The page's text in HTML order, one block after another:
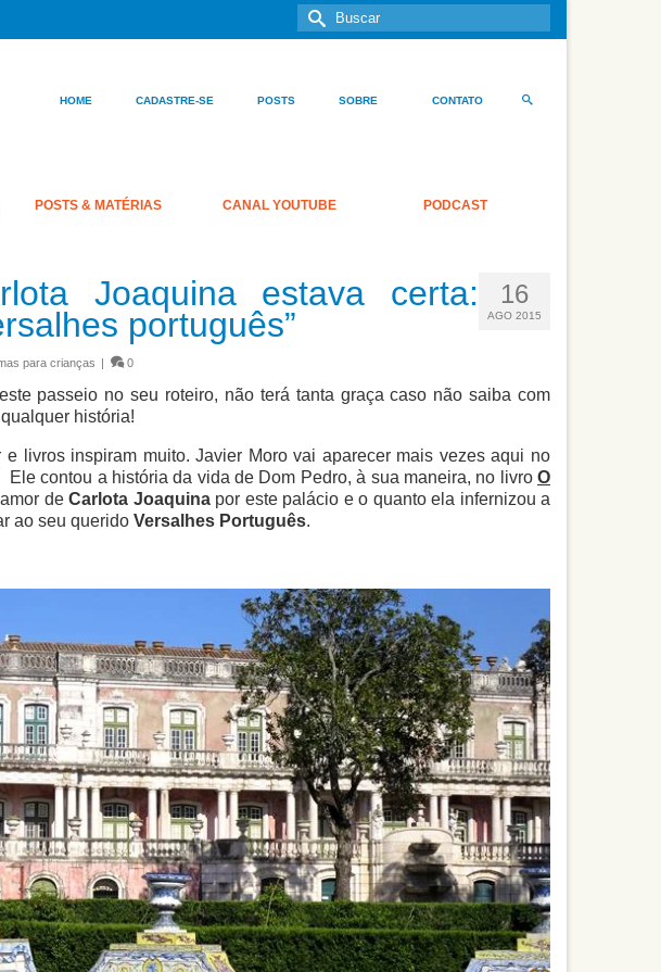
Buscar
por:
HOME CADASTRE-SE POSTS SOBRE CONTATO
POSTS & MATÉRIAS CANAL YOUTUBE PODCAST
16
AGO 2015
Joaquina estava certa:
português”
para crianças 0
passeio no seu roteiro, não terá tanta graça caso não saiba com
história!
livros inspiram muito. Javier Moro vai aparecer mais vezes aqui no
contou a história da vida de Dom Pedro, à sua maneira, no livro O
de Carlota Joaquinapor este palácio e o quanto ela infernizou a
ao seu querido Versalhes Português.